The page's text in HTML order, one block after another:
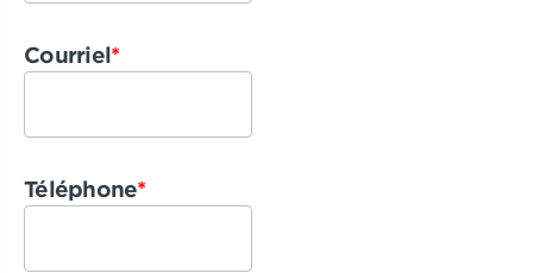
Courriel*
Téléphone*